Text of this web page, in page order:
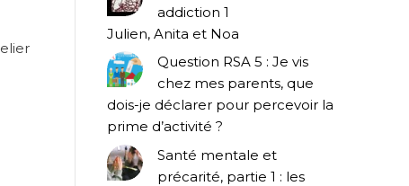
addiction 1
Julien, Anita et Noa
Question RSA 5 : Je vis
chez mes parents, que
dois-je déclarer pour percevoir la
prime d’activité ?
Santé mentale et
précarité, partie 1 : les